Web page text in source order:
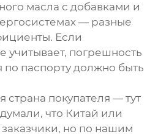
масла с добавками и
— разные
Если
учитывает, погрешность
по паспорту должно быть
страна покупателя — тут
что Китай или
но по нашим